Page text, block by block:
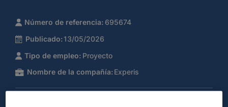
Número de referencia: 695674
Publicado: 13/05/2026
Tipo de empleo: Proyecto
Nombre de la compañía: Experis